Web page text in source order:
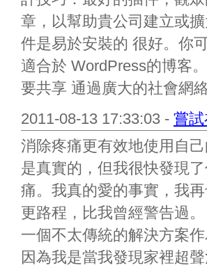
章，以幫助貴公司建立或
件是易於安裝的 很好。你
適合於 WordPress的博客
要共享 通過廣大的社會網
2011-08-13 17:33:03 - 嘗
消除疼痛更有效地使用自
是真實的，但我很快發現
痛。我真的愛的事實，我
更路程，比我曾經警告過
一個不太傳統的解決方案
因為我是當我發現家裡超